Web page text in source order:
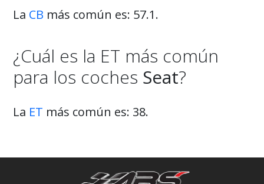
La CB más común es: 57.1.
¿Cuál es la ET más común
para los coches Seat?
La ET más común es: 38.